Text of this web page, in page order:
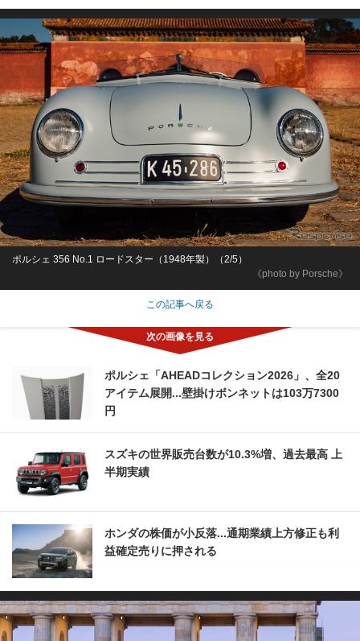
《photo by Porsche》
ポルシェ 356 No.1 ロードスター（1948年製）（2/5）
この記事へ戻る
ポルシェ「AHEADコレクション2026」、全20
アイテム展開...壁掛けボンネットは103万7300
円
スズキの世界販売台数が10.3%増、過去最高 上
半期実績
ホンダの株価が小反落...通期業績上方修正も利
益確定売りに押される